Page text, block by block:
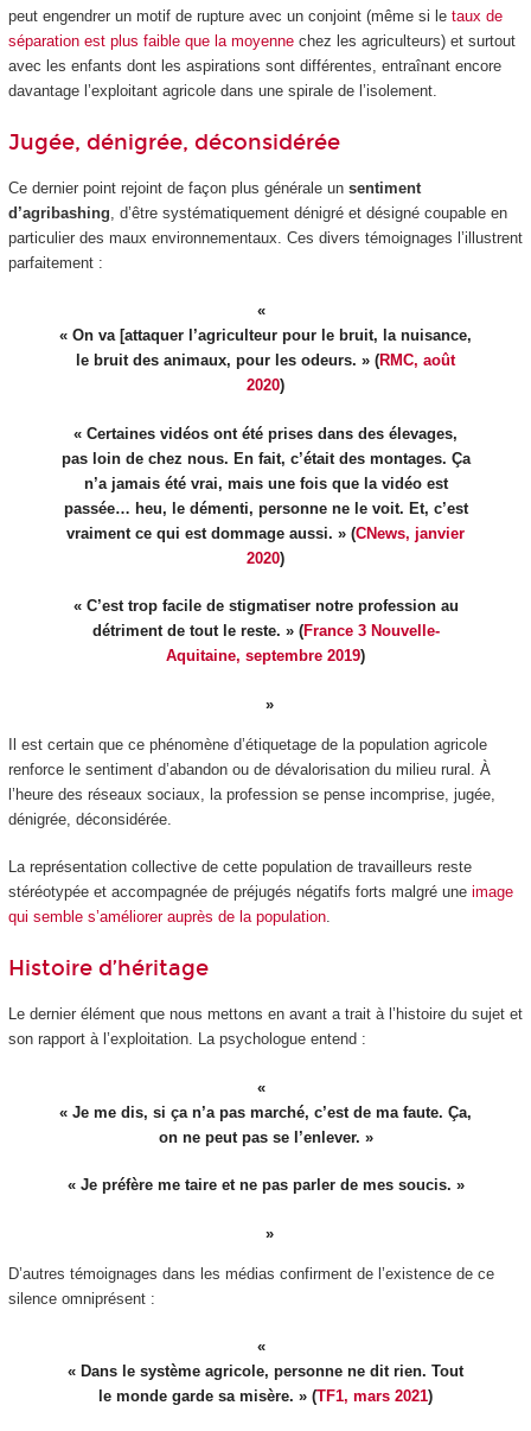
peut engendrer un motif de rupture avec un conjoint (même si le taux de
séparation est plus faible que la moyennechez les agriculteurs) et surtout
avec les enfants dont les aspirations sont différentes, entraînant encore
davantage l’exploitant agricole dans une spirale de l’isolement.
Jugée, dénigrée, déconsidérée
Ce dernier point rejoint de façon plus générale un sentiment
d’agribashing , d’être systématiquement dénigré et désigné coupable en
particulier des maux environnementaux. Ces divers témoignages l’illustrent
parfaitement :
« On va [attaquer l’agriculteur pour le bruit, la nuisance,
le bruit des animaux, pour les odeurs. » (RMC, août
2020)
« Certaines vidéos ont été prises dans des élevages,
pas loin de chez nous. En fait, c’était des montages. Ça
n’a jamais été vrai, mais une fois que la vidéo est
passée… heu, le démenti, personne ne le voit. Et, c’est
vraiment ce qui est dommage aussi. » (CNews, janvier
2020)
« C’est trop facile de stigmatiser notre profession au
détriment de tout le reste. » (France 3 Nouvelle-
Aquitaine, septembre 2019)
Il est certain que ce phénomène d’étiquetage de la population agricole
renforce le sentiment d’abandon ou de dévalorisation du milieu rural. À
l’heure des réseaux sociaux, la profession se pense incomprise, jugée,
dénigrée, déconsidérée.
La représentation collective de cette population de travailleurs reste
stéréotypée et accompagnée de préjugés négatifs forts malgré une image
qui semble s’améliorer auprès de la population.
Histoire d’héritage
Le dernier élément que nous mettons en avant a trait à l’histoire du sujet et
son rapport à l’exploitation. La psychologue entend :
« Je me dis, si ça n’a pas marché, c’est de ma faute. Ça,
on ne peut pas se l’enlever. »
« Je préfère me taire et ne pas parler de mes soucis. »
D’autres témoignages dans les médias confirment de l’existence de ce
silence omniprésent :
« Dans le système agricole, personne ne dit rien. Tout
le monde garde sa misère. » (TF1, mars 2021)